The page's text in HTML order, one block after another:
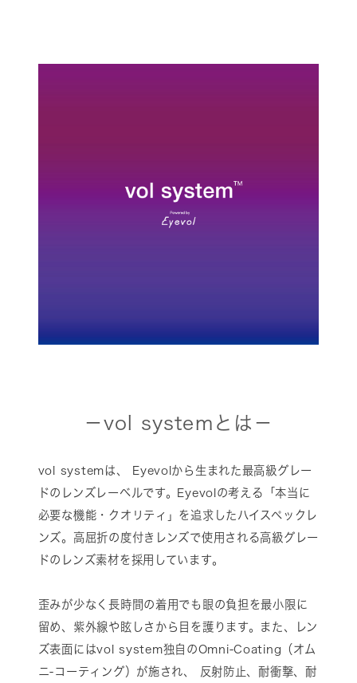
－vol systemとは－
vol systemは、 Eyevolから生まれた最高級グレー
ドのレンズレーベルです。Eyevolの考える「本当に
必要な機能・クオリティ」を追求したハイスペックレ
ンズ。高屈折の度付きレンズで使用される高級グレー
ドのレンズ素材を採用しています。
歪みが少なく長時間の着用でも眼の負担を最小限に
留め、紫外線や眩しさから目を護ります。また、レン
ズ表面にはvol system独自のOmni-Coating（オム
ニ-コーティング）が施され、 反射防止、耐衝撃、耐